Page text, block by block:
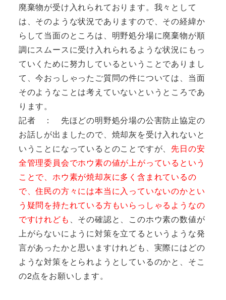
廃棄物が受け入れられております。我々として
は、そのような状況でありますので、その経緯か
らして当面のところは、明野処分場に廃棄物が順
調にスムースに受け入れられるような状況にもっ
ていくために努力しているということでありまし
て、今おっしゃったご質問の件については、当面
そのようなことは考えていないというところであ
ります。
記者 ： 先ほどの明野処分場の公害防止協定の
お話しが出ましたので、焼却灰を受け入れないと
いうことになっているとのことですが、 先日の安
全管理委員会でホウ素の値が上がっているという
ことで、ホウ素が焼却灰に多く含まれているの
で、住民の方々には本当に入っていないのかとい
う疑問を持たれている方もいらっしゃるようなの
ですけれども 、その確認と、このホウ素の数値が
上がらないにように対策を立てるというような発
言があったかと思いますけれども、実際にはどの
ような対策をとられようとしているのかと、そこ
の2点をお願いします。